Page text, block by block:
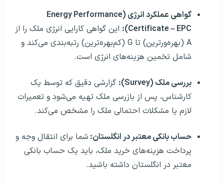
گواهی عملکرد انرژی (Energy Performance
Certificate – EPC):
این گواهی کارایی انرژی ملک را از
A (بهره‌ورترین) تا G (کم‌بهره‌ترین) رتبه‌بندی می‌کند و
شامل تخمین هزینه‌های انرژی است.
بررسی ملک (Survey):
گزارشی دقیق که توسط یک
کارشناس، پس از بازرسی ملک تهیه می‌شود و تعمیرات
لازم یا مشکلات احتمالی ملک را مشخص می‌کند.
حساب بانکی معتبر در انگلستان: شما برای انتقال وجه و
پرداخت هزینه‌های خرید ملک، باید یک حساب بانکی
معتبر در انگلستان داشته باشید.